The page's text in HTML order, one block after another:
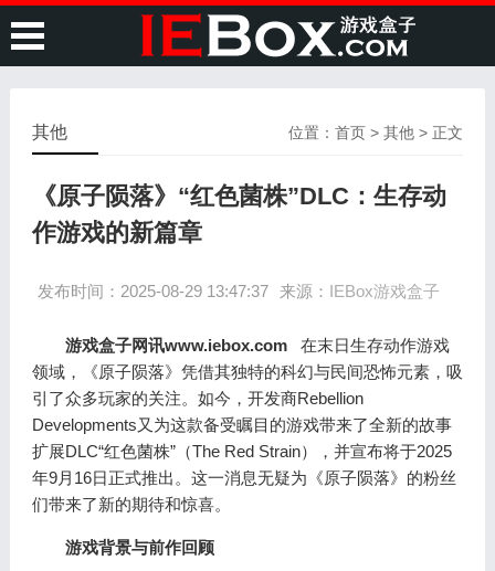
位置：首页 >其他 > 正文
其他
《原子陨落》“红色菌株”DLC：生存动
作游戏的新篇章
发布时间：2025-08-29 13:47:37 来源： IEBox游戏盒子
游戏盒子网讯www.iebox.com 在末日生存动作游戏
领域，《原子陨落》凭借其独特的科幻与民间恐怖元素，吸
引了众多玩家的关注。如今，开发商Rebellion
Developments又为这款备受瞩目的游戏带来了全新的故事
扩展DLC“红色菌株”（The Red Strain），并宣布将于2025
年9月16日正式推出。这一消息无疑为《原子陨落》的粉丝
们带来了新的期待和惊喜。
游戏背景与前作回顾